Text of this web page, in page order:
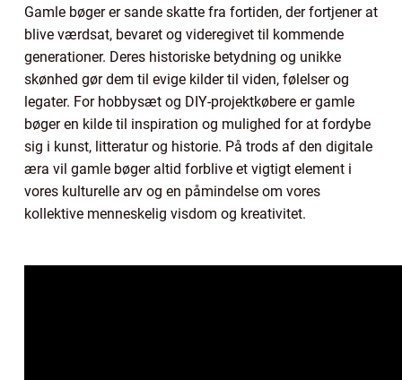
Gamle bøger er sande skatte fra fortiden, der fortjener at
blive værdsat, bevaret og videregivet til kommende
generationer. Deres historiske betydning og unikke
skønhed gør dem til evige kilder til viden, følelser og
legater. For hobbysæt og DIY-projektkøbere er gamle
bøger en kilde til inspiration og mulighed for at fordybe
sig i kunst, litteratur og historie. På trods af den digitale
æra vil gamle bøger altid forblive et vigtigt element i
vores kulturelle arv og en påmindelse om vores
kollektive menneskelig visdom og kreativitet.